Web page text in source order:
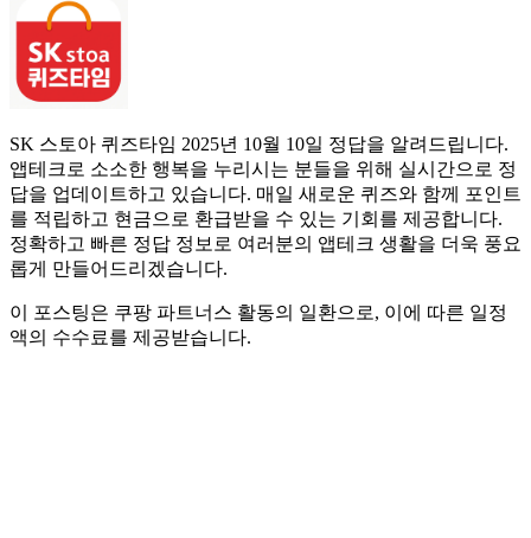
SK 스토아 퀴즈타임 2025년 10월 10일 정답을 알려드립니다.
앱테크로 소소한 행복을 누리시는 분들을 위해 실시간으로 정
답을 업데이트하고 있습니다. 매일 새로운 퀴즈와 함께 포인트
를 적립하고 현금으로 환급받을 수 있는 기회를 제공합니다.
정확하고 빠른 정답 정보로 여러분의 앱테크 생활을 더욱 풍요
롭게 만들어드리겠습니다.
이 포스팅은 쿠팡 파트너스 활동의 일환으로, 이에 따른 일정
액의 수수료를 제공받습니다.